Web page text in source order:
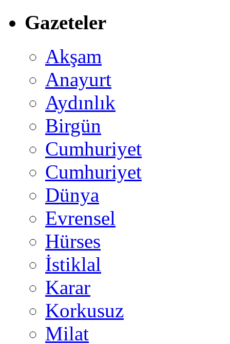
Gazeteler
Akşam
Anayurt
Aydınlık
Birgün
Cumhuriyet
Cumhuriyet
Dünya
Evrensel
Hürses
İstiklal
Karar
Korkusuz
Milat